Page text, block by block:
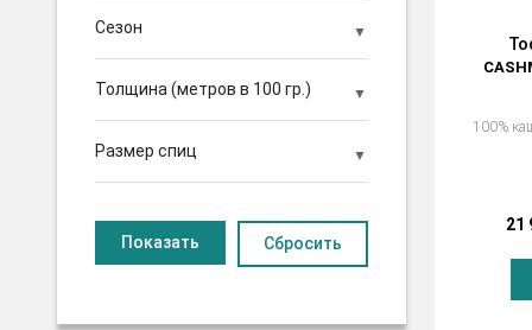
Сезон
Толщина (метров в 100 гр.)
Размер спиц
Сбросить
100%
21